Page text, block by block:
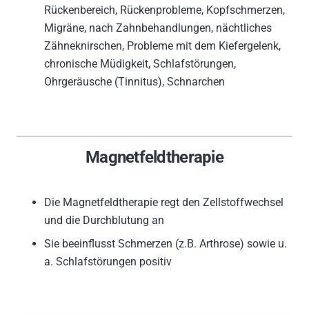
Rückenbereich, Rückenprobleme, Kopfschmerzen,
Migräne, nach Zahnbehandlungen, nächtliches
Zähneknirschen, Probleme mit dem Kiefergelenk,
chronische Müdigkeit, Schlafstörungen,
Ohrgeräusche (Tinnitus), Schnarchen
Magnetfeldtherapie
Die Magnetfeldtherapie regt den Zellstoffwechsel
und die Durchblutung an
Sie beeinflusst Schmerzen (z.B. Arthrose) sowie u.
a. Schlafstörungen positiv